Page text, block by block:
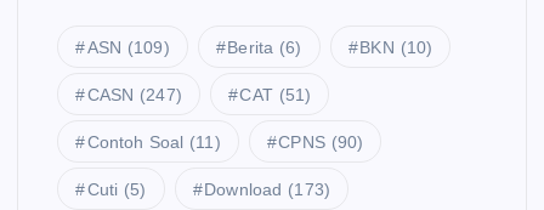
ASN (109) Berita (6) BKN (10)
CASN (247) CAT (51)
Contoh Soal (11) CPNS (90)
Cuti (5) Download (173)